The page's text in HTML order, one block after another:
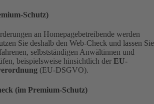
Schutz)
an Homepagebetreibende werden
Sie deshalb den Web-Check und lassen Sie
selbstständigen Anwältinnen und
beispielsweise hinsichtlich der EU-
(EU-DSGVO).
(im Premium-Schutz)